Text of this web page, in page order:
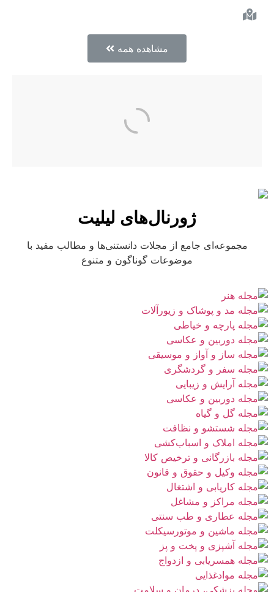
مشاهده همه
ژورنال‌های لیلیت
مجموعه‌ای جامع از مجلات دانستنی‌ها و مطالب مفید با
موضوعات گوناگون و متنوع